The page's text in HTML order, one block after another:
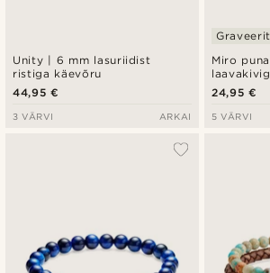
Unity | 6 mm lasuriidist
ristiga käevõru
44,95 €
3 VÄRVI ARKAI
Miro
24,95 €
5 VÄRVI